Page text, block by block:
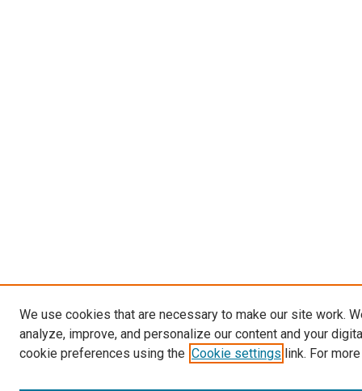
We use cookies that are necessary to make our site work.
analyze, improve, and personalize our content and your
cookie preferences using the Cookie settings link. For